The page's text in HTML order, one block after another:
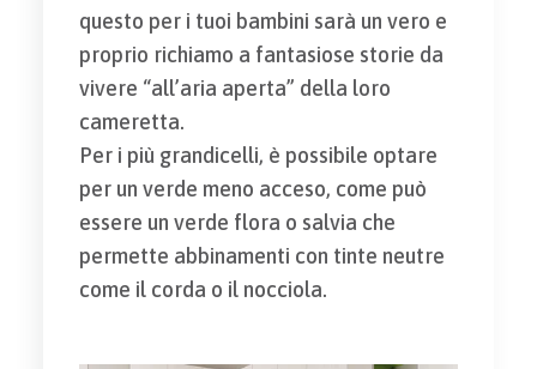
questo per i tuoi bambini sarà un vero e
proprio richiamo a fantasiose storie da
vivere “all’aria aperta” della loro
cameretta.
Per i più grandicelli, è possibile optare
per un verde meno acceso, come può
essere un verde flora o salvia che
permette abbinamenti con tinte neutre
come il corda o il nocciola.